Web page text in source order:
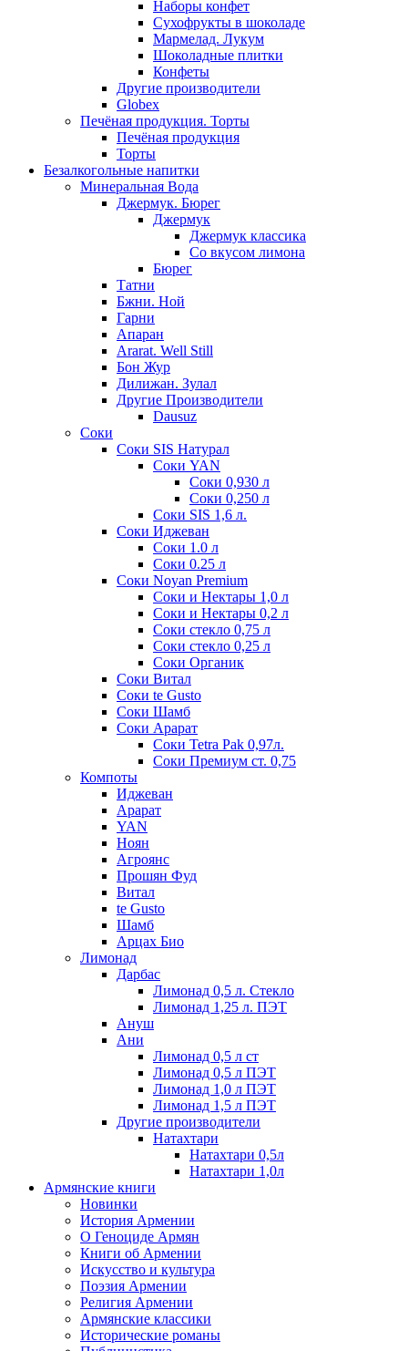
Наборы конфет
Сухофрукты в шоколаде
Мармелад. Лукум
Шоколадные плитки
Конфеты
Другие производители
Globex
Печёная продукция. Торты
Печёная продукция
Торты
Безалкогольные напитки
Минеральная Вода
Джермук. Бюрег
Джермук
Джермук классика
Со вкусом лимона
Бюрег
Татни
Бжни. Ной
Гарни
Апаран
Ararat. Well Still
Бон Жур
Дилижан. Зулал
Другие Производители
Dausuz
Соки
Соки SIS Натурал
Соки YAN
Соки 0,930 л
Соки 0,250 л
Соки SIS 1,6 л.
Соки Иджеван
Соки 1.0 л
Соки 0.25 л
Соки Noyan Premium
Соки и Нектары 1,0 л
Соки и Нектары 0,2 л
Соки стекло 0,75 л
Соки стекло 0,25 л
Соки Органик
Соки Витал
Соки te Gusto
Соки Шамб
Соки Арарат
Соки Tetra Pak 0,97л.
Соки Премиум ст. 0,75
Компоты
Иджеван
Арарат
YAN
Ноян
Агроянс
Прошян Фуд
Витал
te Gusto
Шамб
Арцах Био
Лимонад
Дарбас
Лимонад 0,5 л. Стекло
Лимонад 1,25 л. ПЭТ
Ануш
Ани
Лимонад 0,5 л ст
Лимонад 0,5 л ПЭТ
Лимонад 1,0 л ПЭТ
Лимонад 1,5 л ПЭТ
Другие производители
Натахтари
Натахтари 0,5л
Натахтари 1,0л
Армянские книги
Новинки
История Армении
О Геноциде Армян
Книги об Армении
Иcкусство и культура
Поэзия Армении
Религия Армении
Армянские классики
Исторические романы